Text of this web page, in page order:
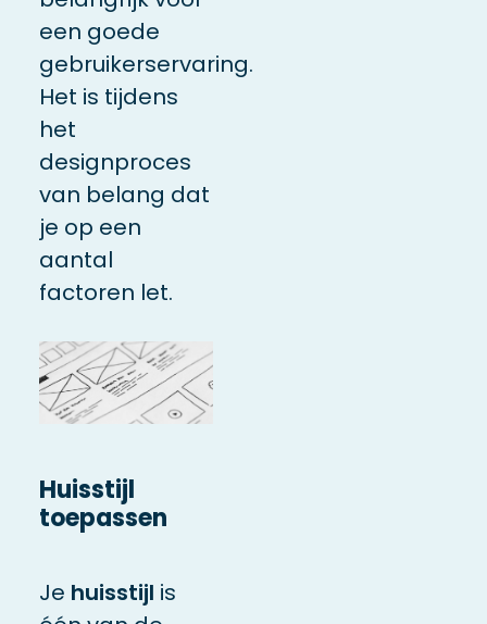
een goede
gebruikerservaring.
Het is tijdens
het
designproces
van belang dat
je op een
aantal
factoren let.
Huisstijl
toepassen
Je huisstijl is